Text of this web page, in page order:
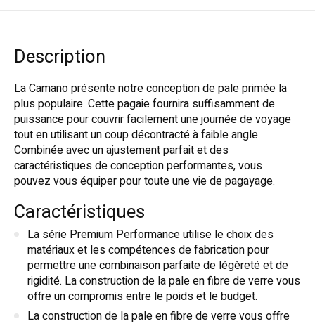
Description
La Camano présente notre conception de pale primée la
plus populaire. Cette pagaie fournira suffisamment de
puissance pour couvrir facilement une journée de voyage
tout en utilisant un coup décontracté à faible angle.
Combinée avec un ajustement parfait et des
caractéristiques de conception performantes, vous
pouvez vous équiper pour toute une vie de pagayage.
Caractéristiques
La série Premium Performance utilise le choix des
matériaux et les compétences de fabrication pour
permettre une combinaison parfaite de légèreté et de
rigidité. La construction de la pale en fibre de verre vous
offre un compromis entre le poids et le budget.
La construction de la pale en fibre de verre vous offre